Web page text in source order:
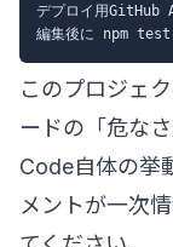
デプロイ用GitHub
このプロジェ
ードの「危な
Code自体の挙
メントが一次